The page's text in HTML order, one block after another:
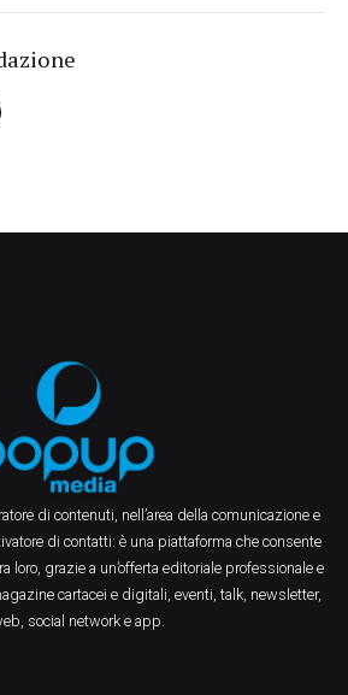
di contenuti, nell’area della comunicazione e
di contatti: è una piattaforma che consente
loro, grazie a un’offerta editoriale professionale e
cartacei e digitali, eventi, talk, newsletter,
social network e app.